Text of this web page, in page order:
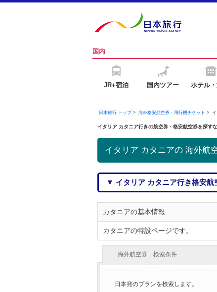
国内
JR+宿泊 国内ツアー ホテル
日本旅行 トップ> 海外格安航空券・飛行機チケット > イ
イタリア カタニア行きの航空券・格安航空券を探す
イタリア カタニアの 海外航
▼ イタリア カタニア行き格安航
カタニアの基本情報
カタニアの特設ページです。
海外航空券 検索条件
日本発のプランを検索します。